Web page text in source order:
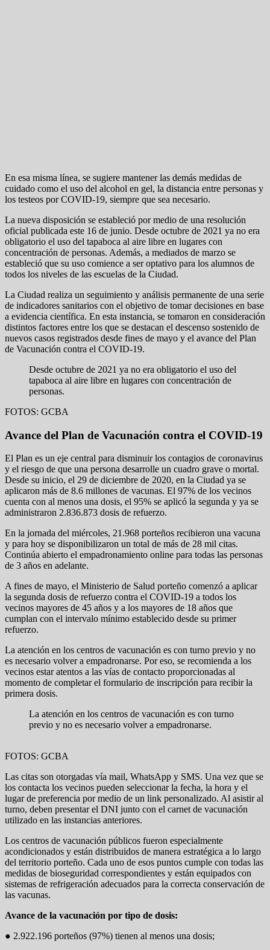
En esa misma línea, se sugiere mantener las demás medidas de
cuidado como el uso del alcohol en gel, la distancia entre personas y
los testeos por COVID-19, siempre que sea necesario.
La nueva disposición se estableció por medio de una resolución
oficial publicada este 16 de junio. Desde octubre de 2021 ya no era
obligatorio el uso del tapaboca al aire libre en lugares con
concentración de personas. Además, a mediados de marzo se
estableció que su uso comience a ser optativo para los alumnos de
todos los niveles de las escuelas de la Ciudad.
La Ciudad realiza un seguimiento y análisis permanente de una serie
de indicadores sanitarios con el objetivo de tomar decisiones en base
a evidencia científica. En esta instancia, se tomaron en consideración
distintos factores entre los que se destacan el descenso sostenido de
nuevos casos registrados desde fines de mayo y el avance del Plan
de Vacunación contra el COVID-19.
Desde octubre de 2021 ya no era obligatorio el uso del
tapaboca al aire libre en lugares con concentración de
personas.
FOTOS: GCBA
Avance del Plan de Vacunación contra el COVID-19
El Plan es un eje central para disminuir los contagios de coronavirus
y el riesgo de que una persona desarrolle un cuadro grave o mortal.
Desde su inicio, el 29 de diciembre de 2020, en la Ciudad ya se
aplicaron más de 8.6 millones de vacunas. El 97% de los vecinos
cuenta con al menos una dosis, el 95% se aplicó la segunda y ya se
administraron 2.836.873 dosis de refuerzo.
En la jornada del miércoles, 21.968 porteños recibieron una vacuna
y para hoy se disponibilizaron un total de más de 28 mil citas.
Continúa abierto el empadronamiento online para todas las personas
de 3 años en adelante.
A fines de mayo, el Ministerio de Salud porteño comenzó a aplicar
la segunda dosis de refuerzo contra el COVID-19 a todos los
vecinos mayores de 45 años y a los mayores de 18 años que
cumplan con el intervalo mínimo establecido desde su primer
refuerzo.
La atención en los centros de vacunación es con turno previo y no
es necesario volver a empadronarse. Por eso, se recomienda a los
vecinos estar atentos a las vías de contacto proporcionadas al
momento de completar el formulario de inscripción para recibir la
primera dosis.
La atención en los centros de vacunación es con turno
previo y no es necesario volver a empadronarse.
FOTOS: GCBA
Las citas son otorgadas vía mail, WhatsApp y SMS. Una vez que se
los contacta los vecinos pueden seleccionar la fecha, la hora y el
lugar de preferencia por medio de un link personalizado. Al asistir al
turno, deben presentar el DNI junto con el carnet de vacunación
utilizado en las instancias anteriores.
Los centros de vacunación públicos fueron especialmente
acondicionados y están distribuidos de manera estratégica a lo largo
del territorio porteño. Cada uno de esos puntos cumple con todas las
medidas de bioseguridad correspondientes y están equipados con
sistemas de refrigeración adecuados para la correcta conservación de
las vacunas.
Avance de la vacunación por tipo de dosis:
● 2.922.196 porteños (97%) tienen al menos una dosis;